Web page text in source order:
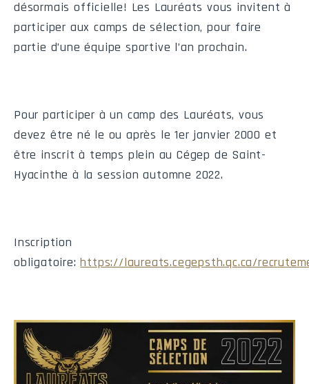
désormais officielle! Les Lauréats vous invitent à
participer aux camps de sélection, pour faire
partie d’une équipe sportive l’an prochain.
Pour participer à un camp des Lauréats, vous
devez être né le ou après le 1er janvier 2000 et
être inscrit à temps plein au Cégep de Saint-
Hyacinthe à la session automne 2022.
Inscription
obligatoire:https://laureats.cegepsth.qc.ca/